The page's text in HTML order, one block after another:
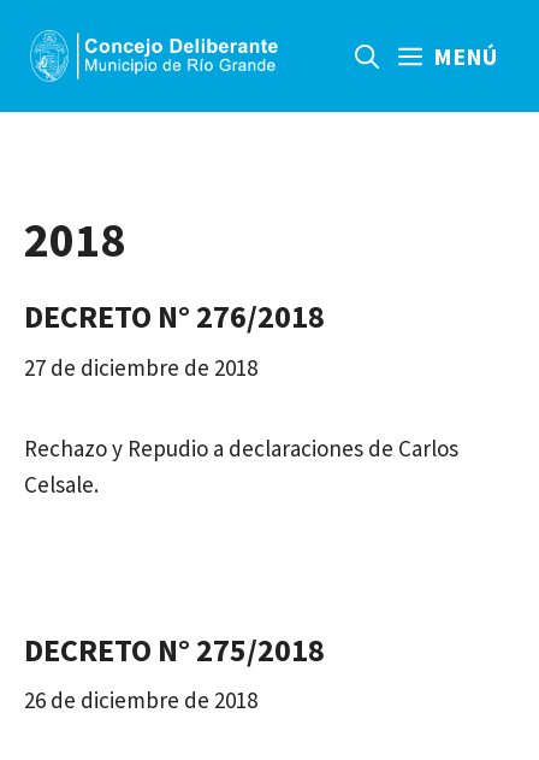
contenido
MENÚ
2018
DECRETO N° 276/2018
27 de diciembre de 2018
Rechazo y Repudio a declaraciones de Carlos
Celsale.
DECRETO N° 275/2018
26 de diciembre de 2018